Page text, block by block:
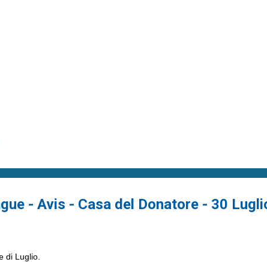
- Avis - Casa del Donatore - 30
di Luglio.